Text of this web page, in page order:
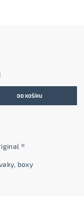
®
boxy